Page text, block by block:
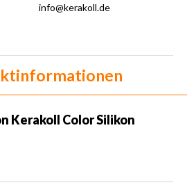
info@kerakoll.de
Kerakoll Color Silikon